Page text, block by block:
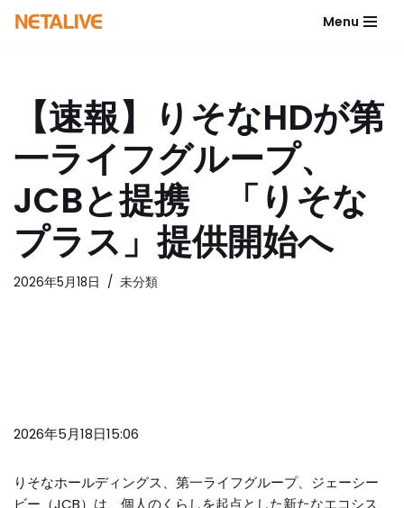
へ
Menu
【速報】りそなHDが第
一ライフグループ、
JCBと提携 「りそな
プラス」提供開始へ
2026年5月18日 未分類
2026年5月18日15:06
りそなホールディングス、第一ライフグループ、ジェーシー
ビー（JCB）は、個人のくらしを起点とした新たなエコシス